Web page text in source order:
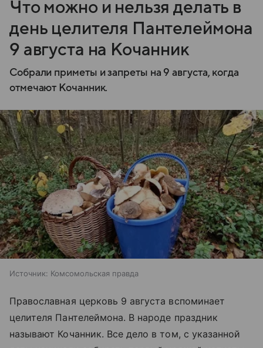
Что можно и нельзя делать в
день целителя Пантелеймона
9 августа на Кочанник
Собрали приметы и запреты на 9 августа, когда
отмечают Кочанник.
Источник: Комсомольская правда
Православная церковь 9 августа вспоминает
целителя Пантелеймона. В народе праздник
называют Кочанник. Все дело в том, с указанной